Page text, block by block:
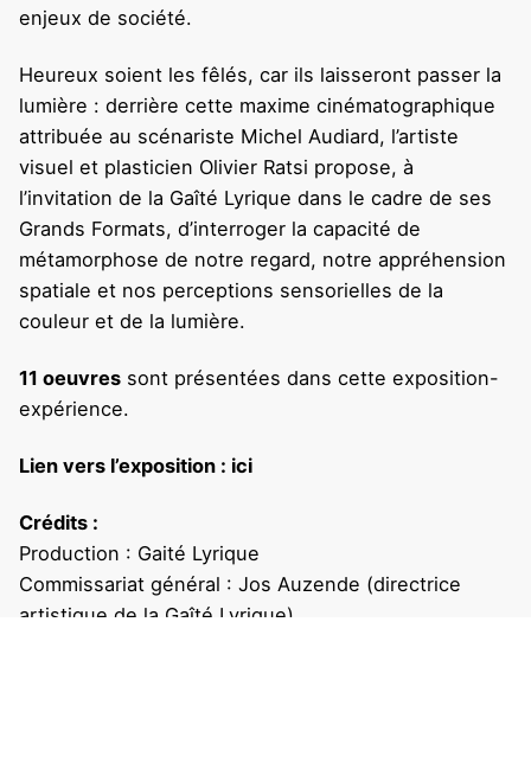
enjeux de société.
Heureux soient les fêlés, car ils laisseront passer la
lumière : derrière cette maxime cinématographique
attribuée au scénariste Michel Audiard, l’artiste
visuel et plasticien Olivier Ratsi propose, à
l’invitation de la Gaîté Lyrique dans le cadre de ses
Grands Formats, d’interroger la capacité de
métamorphose de notre regard, notre appréhension
spatiale et nos perceptions sensorielles de la
couleur et de la lumière.
11 oeuvres sont présentées dans cette exposition-
expérience.
Lien vers l’exposition : ici
Crédits :
Production : Gaité Lyrique
Commissariat général : Jos Auzende (directrice
artistique de la Gaîté Lyrique)